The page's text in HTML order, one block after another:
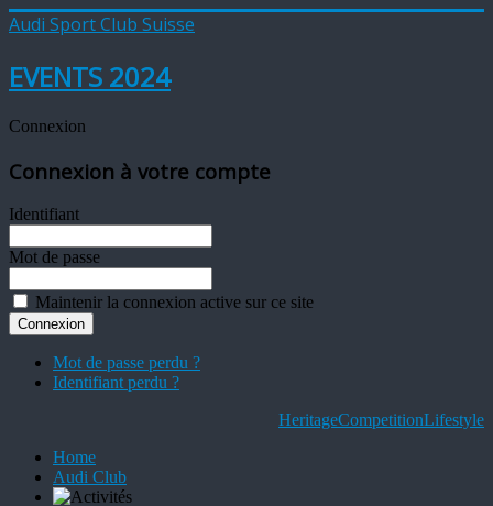
Audi Sport Club Suisse
EVENTS 2024
Connexion
Connexion à votre compte
Identifiant
Mot de passe
Maintenir la connexion active sur ce site
Mot de passe perdu ?
Identifiant perdu ?
HeritageCompetitionLifestyle
Home
Audi Club